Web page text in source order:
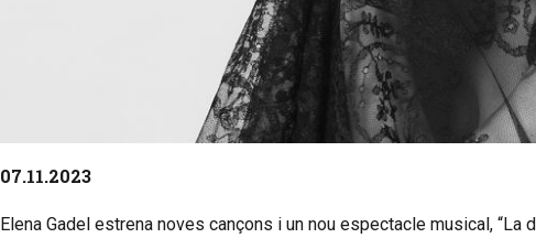
07.11.2023
Elena Gadel estrena noves cançons i un nou espectacle musical,